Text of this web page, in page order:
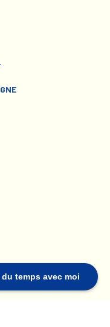
temps avec moi